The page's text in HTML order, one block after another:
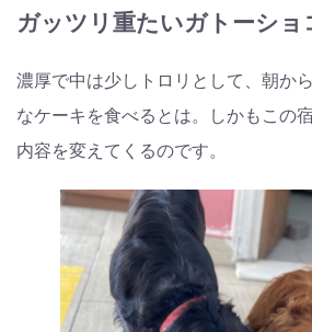
ガッツリ重たいガトーショ
濃厚で中は少しトロリとして、朝か
なケーキを食べるとは。しかもこの
内容を変えてくるのです。